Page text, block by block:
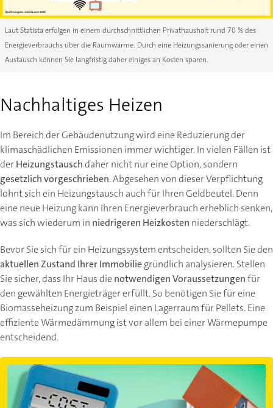
Nachhaltiges Heizen
Im Bereich der Gebäudenutzung wird eine Reduzierung der
klimaschädlichen Emissionen immer wichtiger. In vielen Fällen ist
derHeizungstauschdaher nicht nur eine Option, sondern
gesetzlich vorgeschrieben. Abgesehen von dieser Verpflichtung
lohnt sich ein Heizungstausch auch für Ihren Geldbeutel. Denn
eine neue Heizung kann Ihren Energieverbrauch erheblich senken,
was sich wiederum in niedrigeren Heizkosten niederschlägt.
Bevor Sie sich für ein Heizungssystem entscheiden, sollten Sie den
aktuellen Zustand Ihrer Immobiliegründlich analysieren. Stellen
Sie sicher, dass Ihr Haus dienotwendigen Voraussetzungenfür
den gewählten Energieträger erfüllt. So benötigen Sie für eine
Biomasseheizung zum Beispiel einen Lagerraum für Pellets. Eine
effiziente Wärmedämmung ist vor allem bei einer Wärmepumpe
entscheidend.
Laut Statista erfolgen in einem durchschnittlichen Privathaushalt rund 70 % des
Energieverbrauchs über die Raumwärme. Durch eine Heizungssanierung oder einen
Austausch können Sie langfristig daher einiges an Kosten sparen.